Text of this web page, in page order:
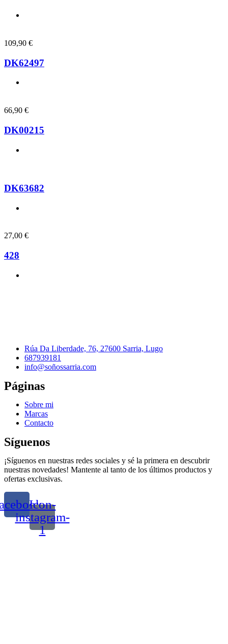
109,90 €
DK62497
66,90 €
DK00215
DK63682
27,00 €
428
Rúa Da Liberdade, 76, 27600 Sarria, Lugo
687939181
info@soñossarria.com
Páginas
Sobre mi
Marcas
Contacto
Síguenos
¡Síguenos en nuestras redes sociales y sé la primera en descubrir
nuestras novedades! Mantente al tanto de los últimos productos y
ofertas exclusivas.
Icon-
instagram-
1